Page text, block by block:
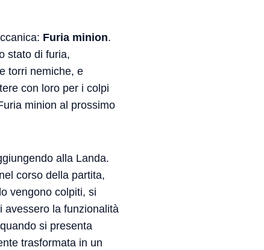
Furia minion.
stato di furia,
torri nemiche, e
con loro per i colpi
minion al prossimo
alla Landa.
corso della partita,
vengono colpiti, si
avessero la funzionalità
si presenta
trasformata in un